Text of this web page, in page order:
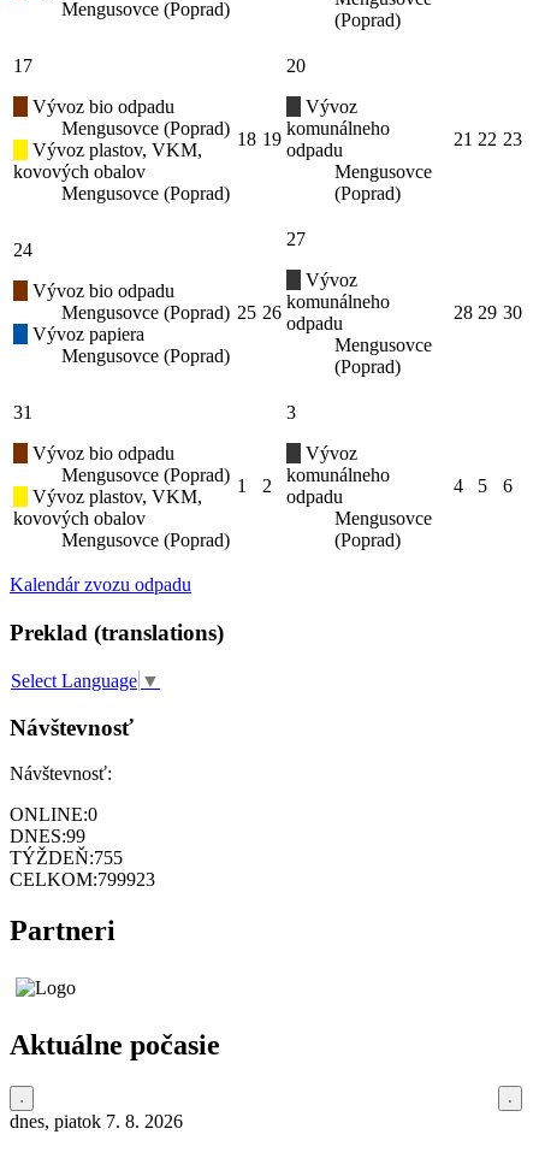
Mengusovce (Poprad)
(Poprad)
17
Vývoz bio odpadu
Mengusovce (Poprad)
Vývoz plastov, VKM,
kovových obalov
Mengusovce (Poprad)
18 19
20
Vývoz
komunálneho
odpadu
Mengusovce
(Poprad)
21 22 23
24
Vývoz bio odpadu
Mengusovce (Poprad)
Vývoz papiera
Mengusovce (Poprad)
25 26
27
Vývoz
komunálneho
odpadu
Mengusovce
(Poprad)
28 29 30
31
Vývoz bio odpadu
Mengusovce (Poprad)
Vývoz plastov, VKM,
kovových obalov
Mengusovce (Poprad)
1 2
3
Vývoz
komunálneho
odpadu
Mengusovce
(Poprad)
4 5 6
Kalendár zvozu odpadu
Preklad (translations)
Select Language ▼
Návštevnosť
Návštevnosť:
ONLINE:0
DNES:99
TÝŽDEŇ:755
CELKOM:799923
Partneri
Aktuálne počasie
dnes, piatok 7. 8. 2026